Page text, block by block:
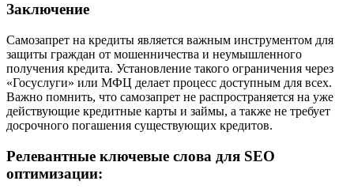
Заключение
Самозапрет на кредиты является важным инструментом для
защиты граждан от мошенничества и неумышленного
получения кредита. Установление такого ограничения через
«Госуслуги» или МФЦ делает процесс доступным для всех.
Важно помнить, что самозапрет не распространяется на уже
действующие кредитные карты и займы, а также не требует
досрочного погашения существующих кредитов.
Релевантные ключевые слова для SEO
оптимизации: